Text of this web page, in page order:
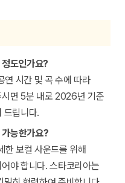
도인가요?
연 시간 및 곡 수에 따라
면 5분 내로 2026년 기준
드립니다.
능한가요?
한 보컬 사운드를 위해
야 합니다. 스타코리아는